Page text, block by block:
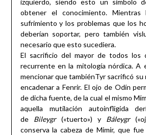
obtener el conocimiento.
sufrimiento y los problemas que los
deberían soportar, pero también
necesario que esto sucediera.
El sacrificio del mayor de todos los
recurrente en la mitología nórdica. A
mencionar que tambiénTyr sacrificó su
encadenar a Fenrir. El ojo de Odín
de dicha fuente, de la cual el mismo
aquella mutilación autoinfligida
de Bileygr(«tuerto») y Báleygr
conserva la cabeza de Mimir, que